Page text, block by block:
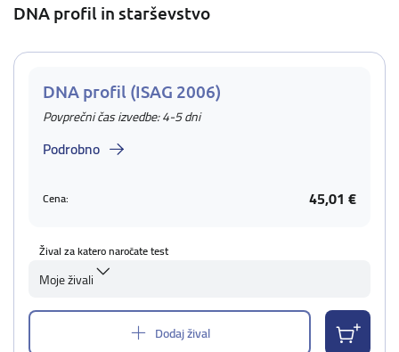
DNA profil in starševstvo
DNA profil (ISAG 2006)
Povprečni čas izvedbe: 4-5 dni
Podrobno
Cena: 45,01 €
Žival za katero naročate test
Moje živali
Dodaj žival